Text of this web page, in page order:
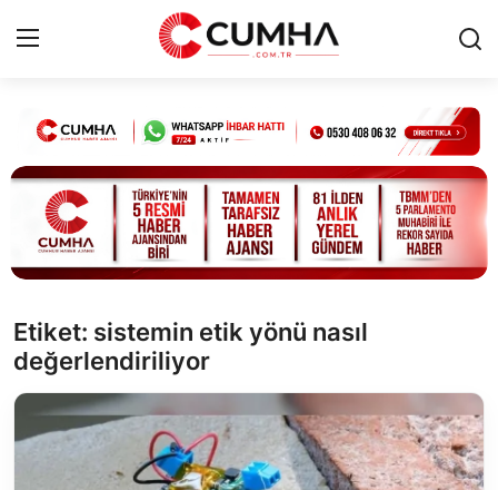
Kurumsal
Cumhurbaşkanlığı
Bakanlıklar
Siyasi Partiler
Yerel Yönetimler
Mülki İdare
Etiket: sistemin etik yönü nasıl
değerlendiriliyor